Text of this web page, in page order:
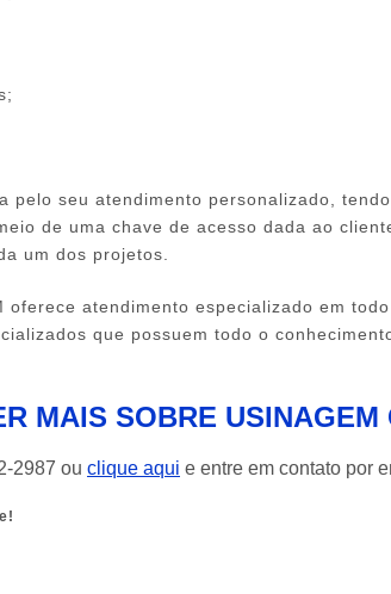
pelo seu atendimento personalizado,
de uma chave de acesso dada ao
um dos projetos.
oferece atendimento especializado em
que possuem todo o
MAIS SOBRE USINAGEM
2987 ou clique aqui e entre em contato por